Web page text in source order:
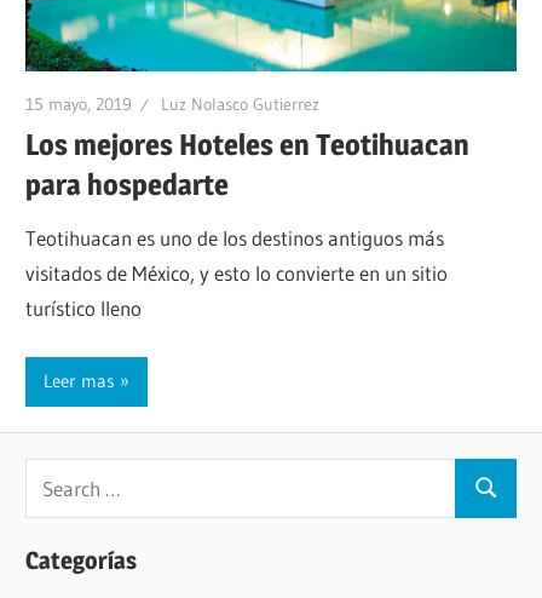
15 mayo, 2019 Luz Nolasco Gutierrez
Los mejores Hoteles en Teotihuacan
para hospedarte
Teotihuacan es uno de los destinos antiguos más
visitados de México, y esto lo convierte en un sitio
turístico lleno
Leer mas
Categorías